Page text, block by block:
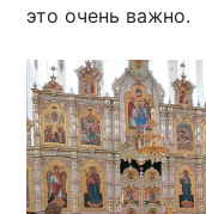
это очень важно.